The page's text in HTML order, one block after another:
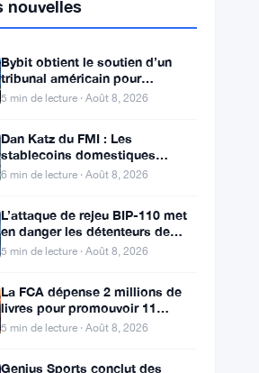
Bybit obtient le soutien d’un
récupérer 1,5 milliard volés par
Lazarus
5 min de lecture · Août 8, 2026
Dan Katz du FMI : Les
peuvent accélérer l’adoption du
6 min de lecture · Août 8, 2026